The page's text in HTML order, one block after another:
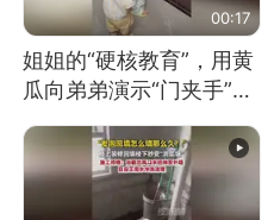
00:17
姐姐的“硬核教育”，用黄
瓜向弟弟演示“门夹手”，
网友：果然言传不如身
教！